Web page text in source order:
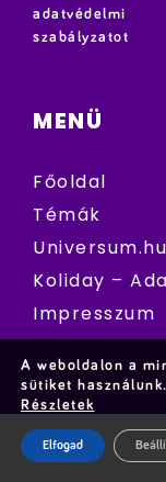
adatvédelmi
szabályzatot
MENÜ
Főoldal
Témák
Koliday –
Impresszum
A weboldalon a
sütiket használunk.
Részletek
Elfogad